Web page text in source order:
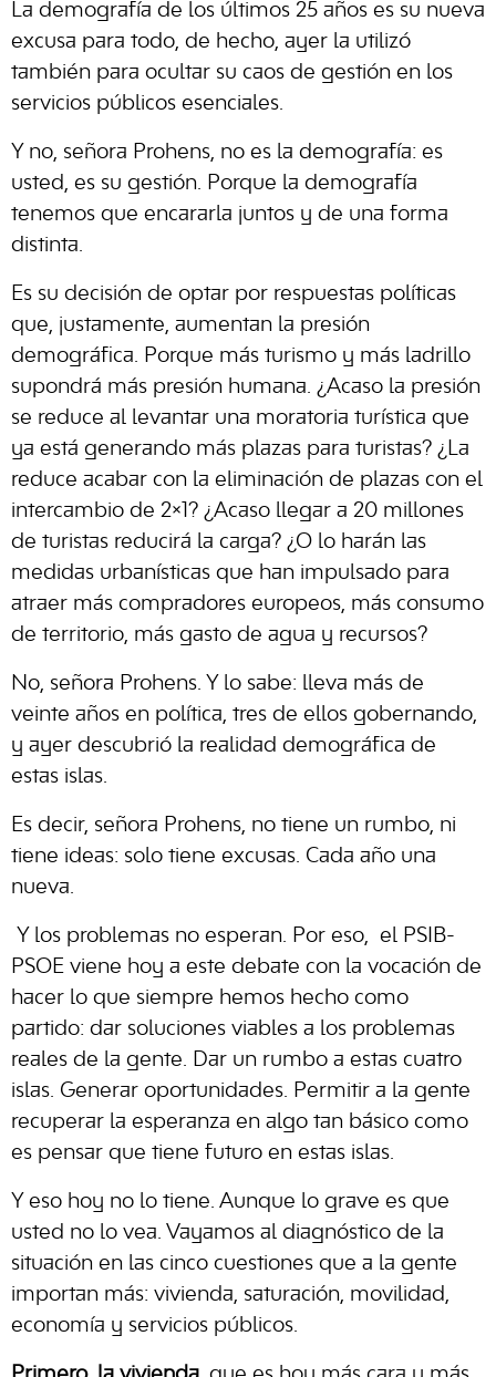
La demografía de los últimos 25 años es su nueva
excusa para todo, de hecho, ayer la utilizó
también para ocultar su caos de gestión en los
servicios públicos esenciales.
Y no, señora Prohens, no es la demografía: es
usted, es su gestión. Porque la demografía
tenemos que encararla juntos y de una forma
distinta.
Es su decisión de optar por respuestas políticas
que, justamente, aumentan la presión
demográfica. Porque más turismo y más ladrillo
supondrá más presión humana. ¿Acaso la presión
se reduce al levantar una moratoria turística que
ya está generando más plazas para turistas? ¿La
reduce acabar con la eliminación de plazas con el
intercambio de 2×1? ¿Acaso llegar a 20 millones
de turistas reducirá la carga? ¿O lo harán las
medidas urbanísticas que han impulsado para
atraer más compradores europeos, más consumo
de territorio, más gasto de agua y recursos?
No, señora Prohens. Y lo sabe: lleva más de
veinte años en política, tres de ellos gobernando,
y ayer descubrió la realidad demográfica de
estas islas.
Es decir, señora Prohens, no tiene un rumbo, ni
tiene ideas: solo tiene excusas. Cada año una
nueva.
Y los problemas no esperan. Por eso, el PSIB-
PSOE viene hoy a este debate con la vocación de
hacer lo que siempre hemos hecho como
partido: dar soluciones viables a los problemas
reales de la gente. Dar un rumbo a estas cuatro
islas. Generar oportunidades. Permitir a la gente
recuperar la esperanza en algo tan básico como
es pensar que tiene futuro en estas islas.
Y eso hoy no lo tiene. Aunque lo grave es que
usted no lo vea. Vayamos al diagnóstico de la
situación en las cinco cuestiones que a la gente
importan más: vivienda, saturación, movilidad,
economía y servicios públicos.